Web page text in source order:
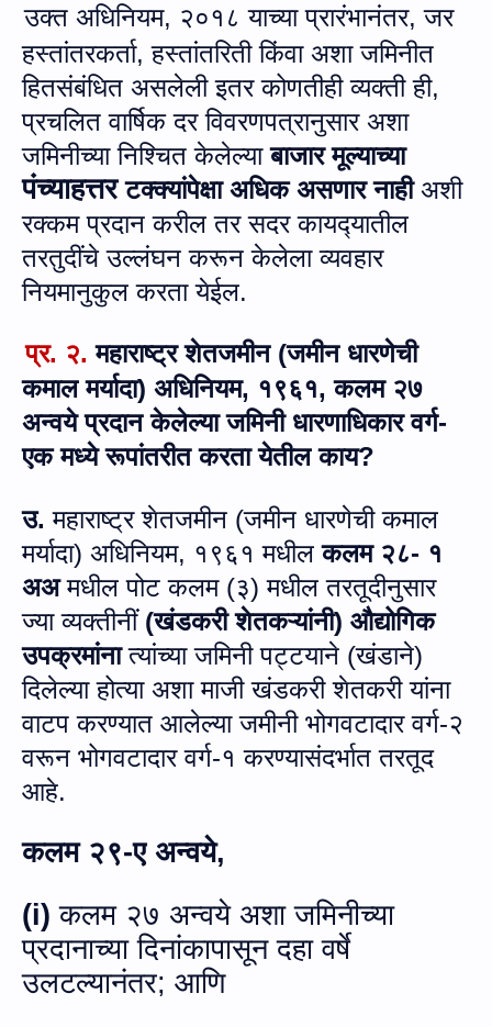
उक्‍त अधिनियम, २०१८ याच्या प्रारंभानंतर,जर
हस्तांतरकर्ता,हस्तांतरिती किंवा अशा जमिनीत
हितसंबंधित असलेली इतर कोणतीही व्यक्ती ही,
प्रचलित वार्षिक दर विवरणपत्रानुसार अशा
जमिनीच्या निश्चित केलेल्याबाजार मूल्याच्या
पंच्याहत्तरटक्क्यांपेक्षा अधिक असणार नाहीअशी
रक्कम प्रदान करील तर सदर कायद्‍यातील
तरतुदींचे उल्लंघन करून केलेला व्‍यवहार
नियमानुकुल करता येईल.
प्र. २. महाराष्ट्र शेतजमीन (जमीन धारणेची
कमाल मर्यादा) अधिनियम, १९६१, कलम २७
अन्वये प्रदान केलेल्‍या जमिनी धारणाधिकार वर्ग-
एक मध्‍ये रूपांतरीत करता येतील काय?
उ.महाराष्ट्र शेतजमीन (जमीन धारणेची कमाल
मर्यादा) अधिनियम, १९६१ मधीलकलम २८- १
अअमधील पोट कलम (३) मधील तरतूदीनुसार
ज्या व्यक्तीनीं (खंडकरी शेतकऱ्यांनी) औद्योगिक
उपक्रमांनात्यांच्या जमिनी पट्टयाने (खंडाने)
दिलेल्या होत्‍या अशा माजी खंडकरी शेतकरी यांना
वाटप करण्यात आलेल्या जमीनी भोगवटादार वर्ग-२
वरून भोगवटादार वर्ग-१ करण्यासंदर्भात तरतूद
आहे.
कलम २९-ए अन्‍वये,
(i) कलम २७ अन्‍वये अशा जमिनीच्या
प्रदानाच्‍या दिनांकापासून दहा वर्षे
उलटल्यानंतर; आणि